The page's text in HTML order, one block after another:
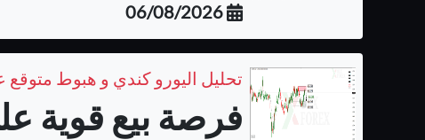
06/08/2026
تحليل اليورو كندي و هبوط متوقع
فرصة بيع قوية